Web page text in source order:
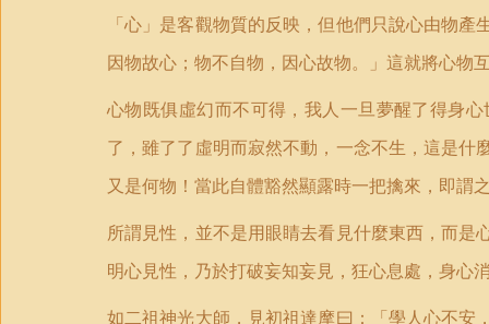
「心」是客觀物質的反映，但他們只說心由物
因物故心；物不自物，因心故物。」這就將心物
心物既俱虛幻而不可得，我人一旦夢醒了得身
了，雖了了虛明而寂然不動，一念不生，這是
又是何物！當此自體豁然顯露時一把擒來，即謂
所謂見性，並不是用眼睛去看見什麼東西，而
明心見性，乃於打破妄知妄見，狂心息處，身心
如二祖神光大師，見初祖達摩曰：「學人心不